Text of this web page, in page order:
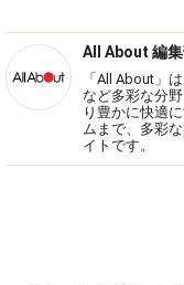
All About 編
「All About」
など多彩な分
り豊かに快適
ムまで、多彩
イトです。